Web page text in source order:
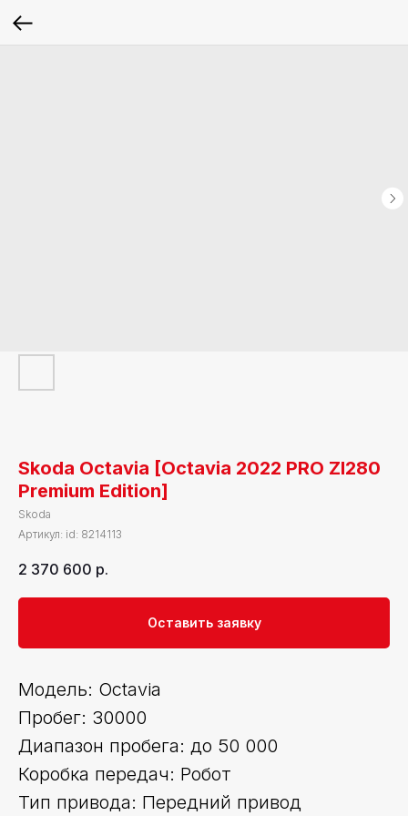
Skoda Octavia [Octavia 2022 PRO ZI280
Premium Edition]
Skoda
Артикул: id: 8214113
2 370 600 р.
Оставить заявку
Модель: Octavia
Пробег: 30000
Диапазон пробега: до 50 000
Коробка передач: Робот
Тип привода: Передний привод